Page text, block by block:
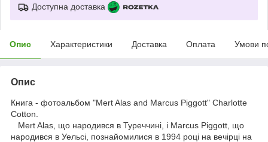
Доступна доставка
Опис Характеристики Доставка Оплата Умови
Опис
Книга - фотоальбом "Mert Alas and Marcus Piggott" Charlotte
Cotton.
Mert Alas, що народився в Туреччині, і Marcus Piggott, що
народився в Уельсі, познайомилися в 1994 році на вечірці на